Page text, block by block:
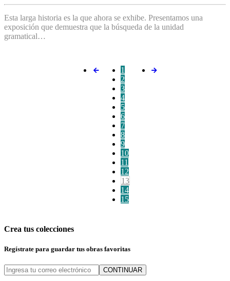
Esta larga historia es la que ahora se exhibe. Presentamos una
exposición que demuestra que la búsqueda de la unidad
gramatical…
1
2
3
4
5
6
7
8
9
10
11
12
13
14
15
Crea tus colecciones
Regístrate para guardar tus obras favoritas
CONTINUAR